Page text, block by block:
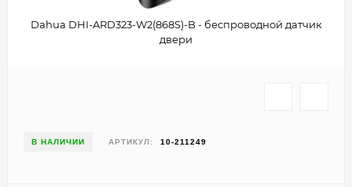
Dahua DHI-ARD323-W2(868S)-B - беспроводной датчик
двери
В НАЛИЧИИ АРТИКУЛ: 10-211249